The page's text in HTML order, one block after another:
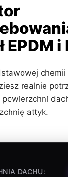
EPDM i
chemii
realnie
attyk.
DACHU: